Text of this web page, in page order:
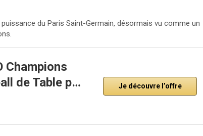
du Paris Saint-Germain, désormais vu comme un
Champions
de Table p…
Je découvre l’offre